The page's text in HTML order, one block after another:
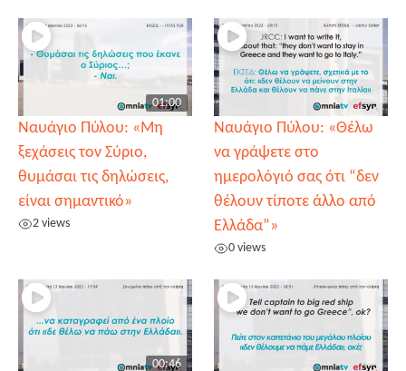
01:00
Ναυάγιο Πύλου: «Μη
ξεχάσεις τον Σύριο,
θυμάσαι τις δηλώσεις,
είναι σημαντικό»
2 views
Ναυάγιο Πύλου: «Θέλω
να γράψετε στο
ημερολόγιό σας ότι “δεν
θέλουν τίποτε άλλο από
Ελλάδα”»
0 views
00:46